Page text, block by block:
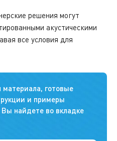
решения могут
акустическими
все условия для
материала, готовые
и примеры
Вы найдете во вкладке